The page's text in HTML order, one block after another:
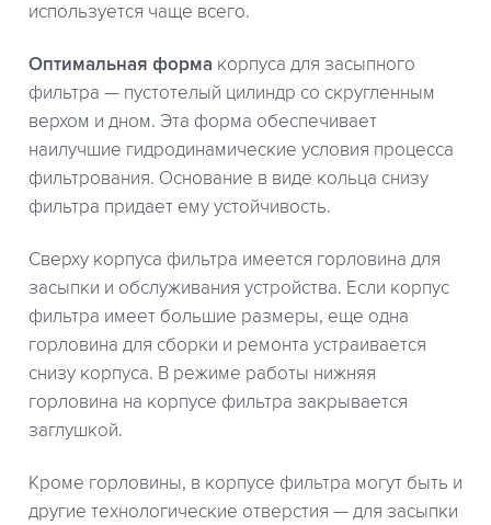
используется чаще всего.
Оптимальная форма корпуса для засыпного
фильтра — пустотелый цилиндр со скругленным
верхом и дном. Эта форма обеспечивает
наилучшие гидродинамические условия процесса
фильтрования. Основание в виде кольца снизу
фильтра придает ему устойчивость.
Сверху корпуса фильтра имеется горловина для
засыпки и обслуживания устройства. Если корпус
фильтра имеет большие размеры, еще одна
горловина для сборки и ремонта устраивается
снизу корпуса. В режиме работы нижняя
горловина на корпусе фильтра закрывается
заглушкой.
Кроме горловины, в корпусе фильтра могут быть и
другие технологические отверстия — для засыпки